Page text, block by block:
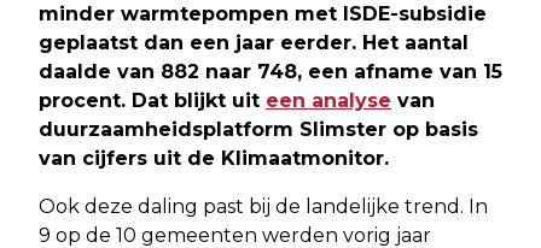
minder warmtepompen met ISDE-subsidie
geplaatst dan een jaar eerder. Het aantal
daalde van 882 naar 748, een afname van 15
procent. Dat blijkt uit een analyse van
duurzaamheidsplatform Slimster op basis
van cijfers uit de Klimaatmonitor.
Ook deze daling past bij de landelijke trend. In
9 op de 10 gemeenten werden vorig jaar